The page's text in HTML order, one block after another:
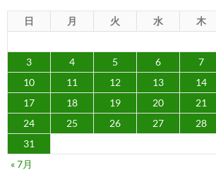
日 月 火 水 木
3
4 5 6 7
10
11 12 13 14
17
18 19 20 21
24
25 26 27 28
31
« 7月